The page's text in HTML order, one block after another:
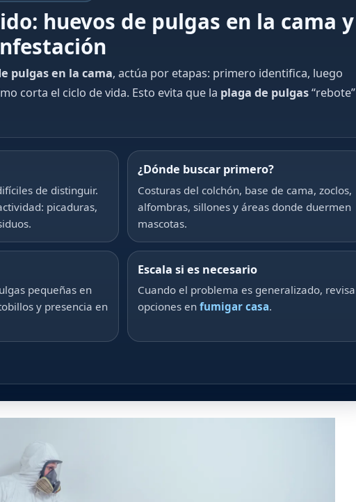
huevos de pulgas en la cama y
pulgas en la cama, actúa por etapas: primero identifica, luego
corta el ciclo de vida. Esto evita que la plaga de pulgas“rebote”
de distinguir.
picaduras,
¿Dónde buscar primero?
Costuras del colchón, base de cama, zoclos,
alfombras, sillones y áreas donde duermen
mascotas.
pequeñas en
y presencia en
Escala si es necesario
Cuando el problema es generalizado, revisa
opciones en fumigar casa.